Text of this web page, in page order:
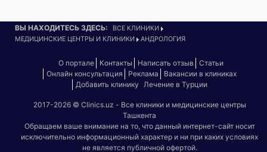
ВЫ НАХОДИТЕСЬ ЗДЕСЬ:
ВСЕ КЛИНИКИ
МЕДИЦИНСКИЕ ЦЕНТРЫ И КЛИНИКИ
АНДРОЛОГИЯ
О портале Контакты Написать отзыв
Статьи
Онлайн консультация
Реклама
Вакансии в клиниках
Добавить клинику Лечение в Турции
2017-2026 © Clinics.uz - Все клиники и медицинские центры
Ташкента
Обращаем ваше внимание на то, что данный интернет-сайт носит
исключительно информационный характер и ни при каких условиях
не является публичной офертой.